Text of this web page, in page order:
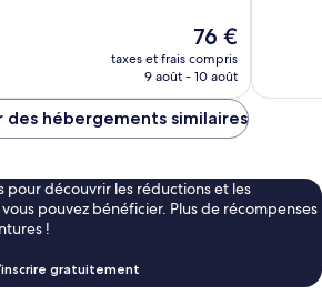
Le
nouveau
prix
de
76 €
taxes et frais compris
9 août - 10 août
des hébergements similaires
pour découvrir les réductions et les
pouvez bénéficier. Plus de récompenses
!
gratuitement